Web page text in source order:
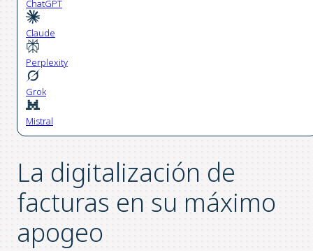
ChatGPT
Claude
Perplexity
Grok
Mistral
La digitalización de
facturas en su máximo
apogeo